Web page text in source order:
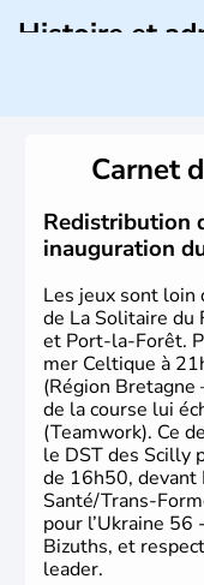
Histoire et
remonte au 24
Odessa sont les
Carnet
Redistribution
inauguration
Les jeux sont loin
de La Solitaire
et Port-la-Forêt.
mer Celtique à
(Région Bretagne
de la course lui
(Teamwork). Ce
le DST des Scilly
de 16h50, devant
Santé/Trans-
pour l’Ukraine 56
Bizuths, et
leader.